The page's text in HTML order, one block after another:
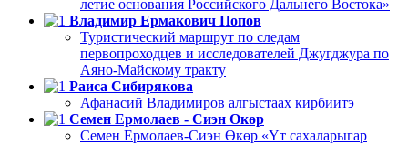
летие основания Российского Дальнего Востока»
Владимир Ермакович Попов
Туристический маршрут по следам
первопроходцев и исследователей Джугджура по
Аяно-Майскому тракту
Раиса Сибирякова
Афанасий Владимиров алгыстаах кирбиитэ
Семен Ермолаев - Сиэн Өкөр
Семен Ермолаев-Сиэн Өкөр «Үт сахаларыгар